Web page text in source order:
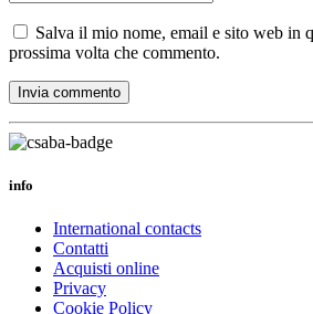
Salva il mio nome, email e sito web in
prossima volta che commento.
info
International contacts
Contatti
Acquisti online
Privacy
Cookie Policy